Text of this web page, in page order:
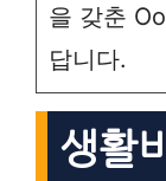
을 갖춘
답니다.
생활비